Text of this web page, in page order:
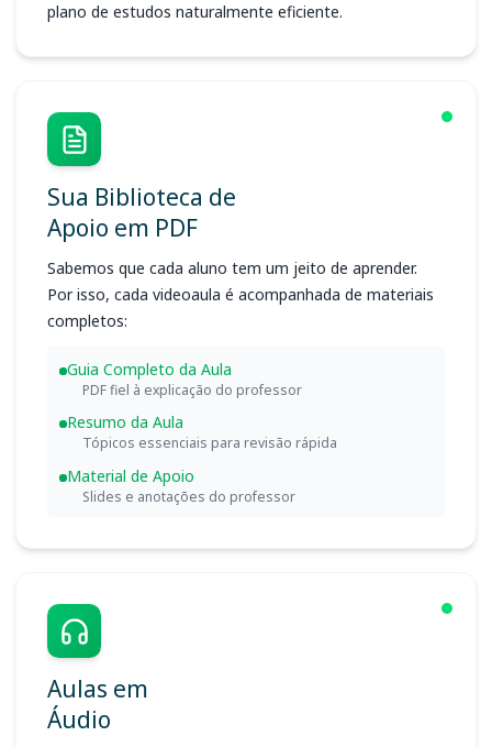
plano de estudos naturalmente eficiente.
Sua Biblioteca de
Apoio em PDF
Sabemos que cada aluno tem um jeito de aprender.
Por isso, cada videoaula é acompanhada de materiais
completos:
Guia Completo da Aula
PDF fiel à explicação do professor
Resumo da Aula
Tópicos essenciais para revisão rápida
Material de Apoio
Slides e anotações do professor
Aulas em
Áudio